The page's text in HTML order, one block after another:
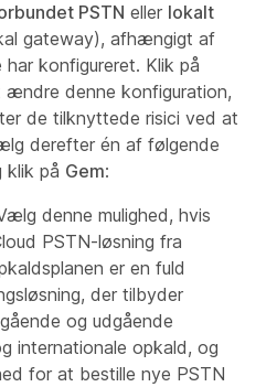
PSTN eller lokalt
gateway), afhængigt af
har konfigureret. Klik på
denne konfiguration,
de tilknyttede risici ved at
derefter én af følgende
klik på Gem:
denne mulighed, hvis
PSTN-løsning fra
er en fuld
der tilbyder
og udgående
internationale opkald, og
for at bestille nye PSTN